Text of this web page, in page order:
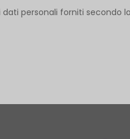
personali forniti secondo